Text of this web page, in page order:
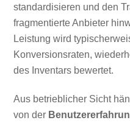
standardisieren und den
fragmentierte Anbieter
Leistung wird
Konversionsraten,
des Inventars bewertet.
Aus betrieblicher Sicht
von der